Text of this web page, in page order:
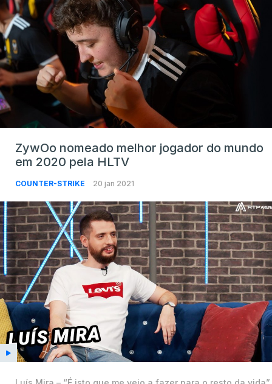
ZywOo nomeado melhor jogador do mundo
em 2020 pela HLTV
COUNTER-STRIKE 20 jan 2021